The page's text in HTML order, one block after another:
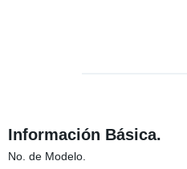
Información Básica.
No. de Modelo.